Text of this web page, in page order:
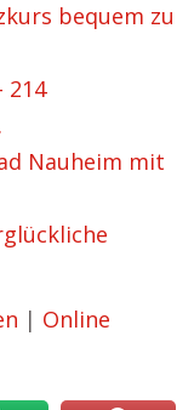
bequem zu
214
Nauheim mit
| Online